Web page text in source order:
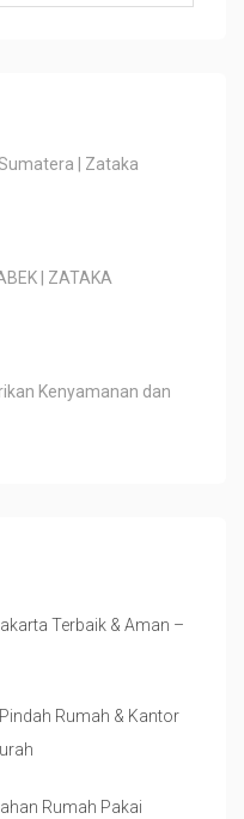
| Zataka
| ZATAKA
Kenyamanan dan
Terbaik & Aman –
Rumah & Kantor
Rumah Pakai